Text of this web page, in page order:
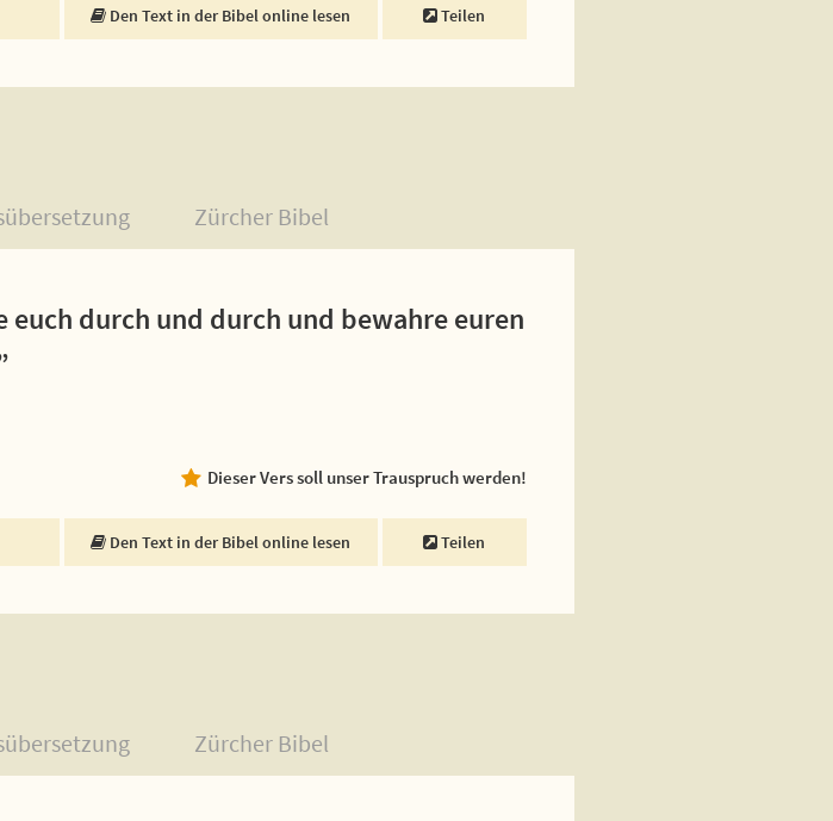
Den Text in der Bibel online lesen Teilen
Zürcher Bibel
euch durch und durch und bewahre euren
Dieser Vers soll unser Trauspruch werden!
Den Text in der Bibel online lesen Teilen
Zürcher Bibel